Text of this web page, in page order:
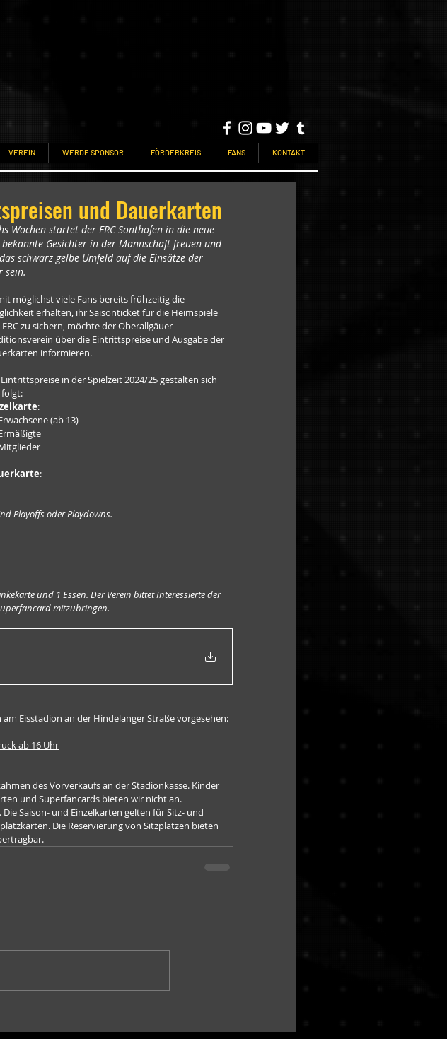
VEREIN WERDE SPONSOR FÖRDERKREIS FANS KONTAKT
und Dauerkarten
Wochen startet der ERC Sonthofen in die neue
Gesichter in der Mannschaft freuen und
schwarz-gelbe Umfeld auf die Einsätze der
sein.
möglichst viele Fans bereits frühzeitig die
erhalten, ihr Saisonticket für die Heimspiele
ERC zu sichern, möchte der Oberallgäuer
über die Eintrittspreise und Ausgabe der
informieren.
Eintrittspreise in der Spielzeit 2024/25 gestalten sich
:
(ab 13)
:
Playoffs oder Playdowns.
und 1 Essen. Der Verein bittet Interessierte der
mitzubringen.
Eisstadion an der Hindelanger Straße vorgesehen:
ab 16 Uhr
des Vorverkaufs an der Stadionkasse. Kinder
und Superfancards bieten wir nicht an.
Saison- und Einzelkarten gelten für Sitz- und
Die Reservierung von Sitzplätzen bieten